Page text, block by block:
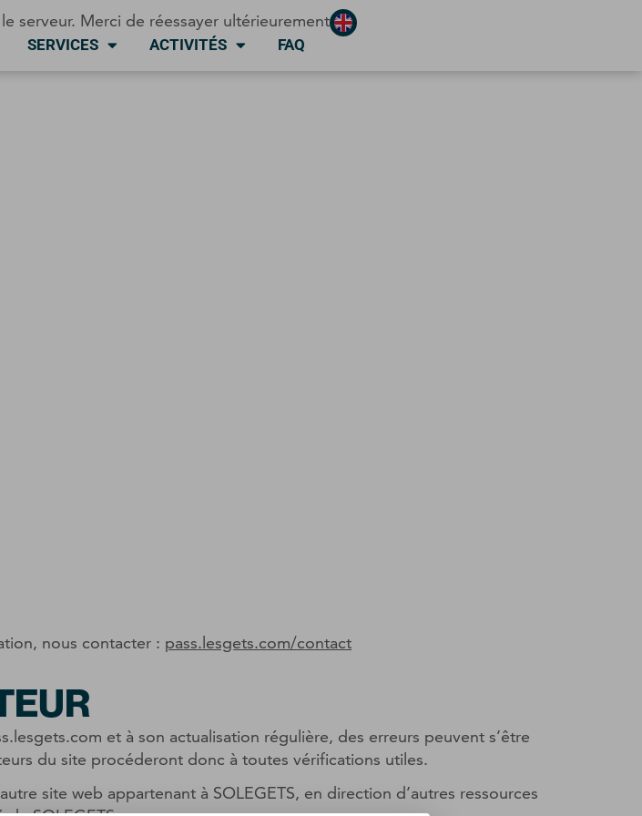
serveur. Merci de réessayer ultérieurement
SERVICES ACTIVITÉS FAQ
nous contacter : pass.lesgets.com/contact
et à son actualisation régulière, des erreurs peuvent s’être
du site procéderont donc à toutes vérifications utiles.
site web appartenant à SOLEGETS, en direction d’autres ressources